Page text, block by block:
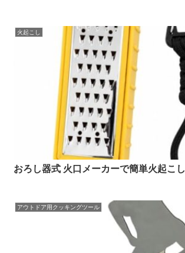
火起こし
おろし器式 火口メーカーで簡単火起こし
アウトドア用クッキングツール